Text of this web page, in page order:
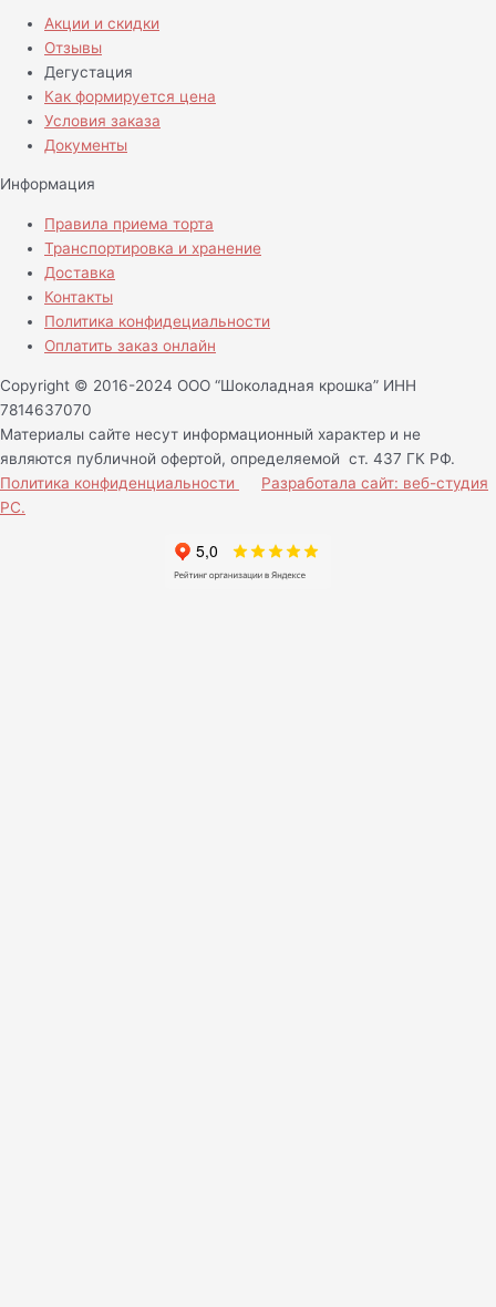
Акции и скидки
Отзывы
Дегустация
Как формируется цена
Условия заказа
Документы
Информация
Правила приема торта
Транспортировка и хранение
Доставка
Контакты
Политика конфидециальности
Оплатить заказ онлайн
Copyright © 2016-2024 ООО “Шоколадная крошка” ИНН
7814637070
Материалы сайте несут информационный характер и не
являются публичной офертой, определяемой ст. 437 ГК РФ.
Политика конфиденциальности
Разработала сайт: веб-студия
РС.